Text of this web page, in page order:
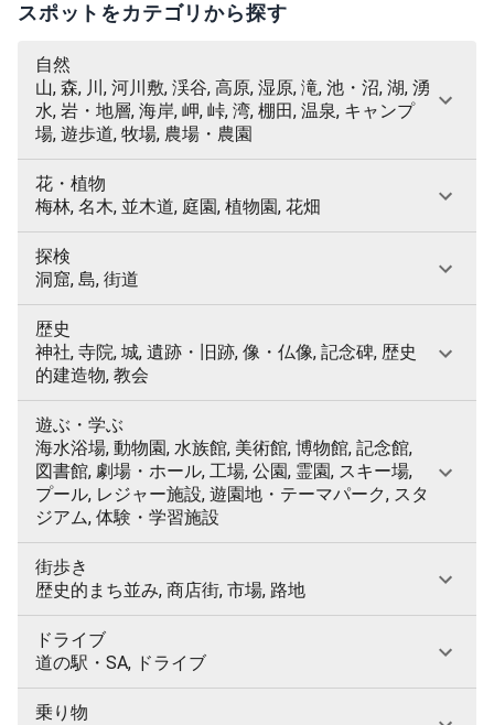
スポットをカテゴリから探す
自然
山, 森, 川, 河川敷, 渓谷, 高原, 湿原, 滝, 池・沼, 湖, 湧
水, 岩・地層, 海岸, 岬, 峠, 湾, 棚田, 温泉, キャンプ
場, 遊歩道, 牧場, 農場・農園
花・植物
梅林, 名木, 並木道, 庭園, 植物園, 花畑
探検
洞窟, 島, 街道
歴史
神社, 寺院, 城, 遺跡・旧跡, 像・仏像, 記念碑, 歴史
的建造物, 教会
遊ぶ・学ぶ
海水浴場, 動物園, 水族館, 美術館, 博物館, 記念館,
図書館, 劇場・ホール, 工場, 公園, 霊園, スキー場,
プール, レジャー施設, 遊園地・テーマパーク, スタ
ジアム, 体験・学習施設
街歩き
歴史的まち並み, 商店街, 市場, 路地
ドライブ
道の駅・SA, ドライブ
乗り物